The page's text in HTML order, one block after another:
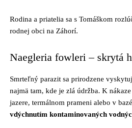
Rodina a priatelia sa s Tomáškom
rodnej obci na Záhorí.
Naegleria fowleri – skrytá
Smrteľný parazit sa prirodzene
najmä tam, kde je zlá údržba. K
jazere, termálnom prameni alebo v
vdýchnutím kontaminovaných